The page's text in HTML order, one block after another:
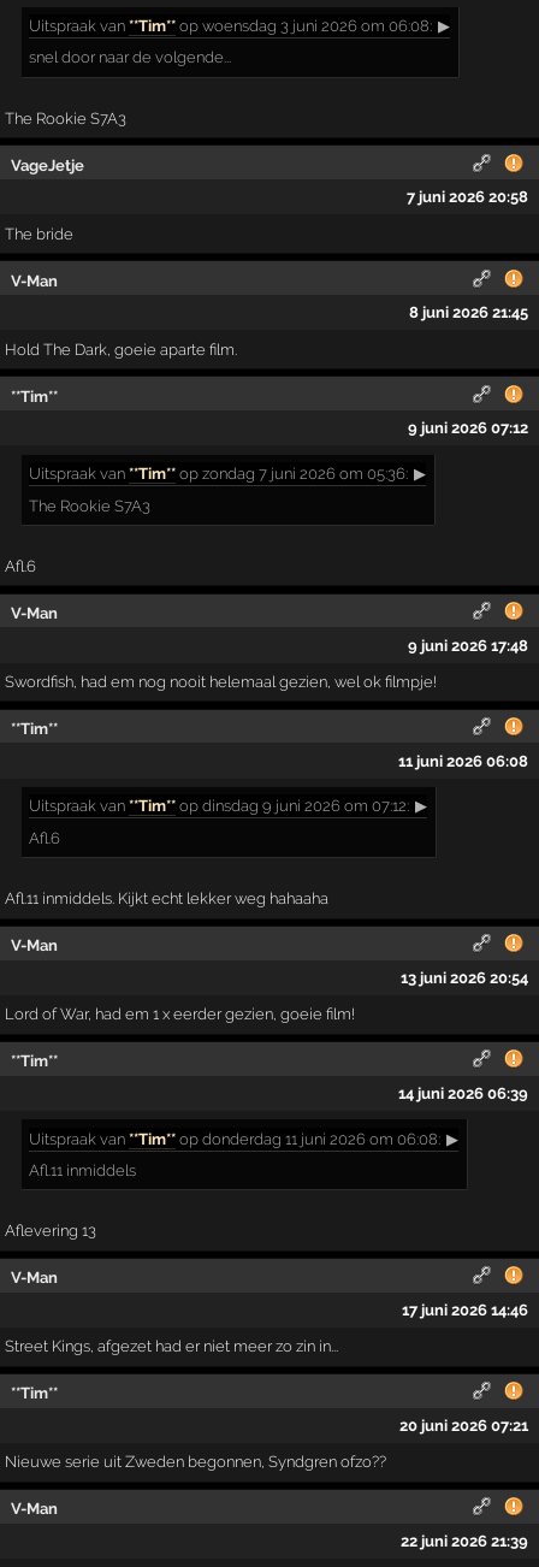
Uitspraak van**Tim** op woensdag 3 juni 2026 om 06:08: ▶
snel door naar de volgende...
The Rookie S7A3
VageJetje
7 juni 2026 20:58
The bride
V-Man
8 juni 2026 21:45
Hold The Dark, goeie aparte film.
**Tim**
9 juni 2026 07:12
Uitspraak van**Tim** op zondag 7 juni 2026 om 05:36: ▶
The Rookie S7A3
Afl.6
V-Man
9 juni 2026 17:48
Swordfish, had em nog nooit helemaal gezien, wel ok filmpje!
**Tim**
11 juni 2026 06:08
Uitspraak van**Tim** op dinsdag 9 juni 2026 om 07:12: ▶
Afl.6
Afl.11 inmiddels. Kijkt echt lekker weg hahaaha
V-Man
13 juni 2026 20:54
Lord of War, had em 1 x eerder gezien, goeie film!
**Tim**
14 juni 2026 06:39
Uitspraak van**Tim** op donderdag 11 juni 2026 om 06:08: ▶
Afl.11 inmiddels
Aflevering 13
V-Man
17 juni 2026 14:46
Street Kings, afgezet had er niet meer zo zin in...
**Tim**
20 juni 2026 07:21
Nieuwe serie uit Zweden begonnen, Syndgren ofzo??
V-Man
22 juni 2026 21:39